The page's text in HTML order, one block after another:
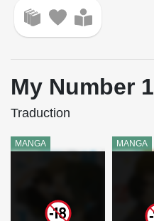
My Number 1
Traduction
MANGA MANGA